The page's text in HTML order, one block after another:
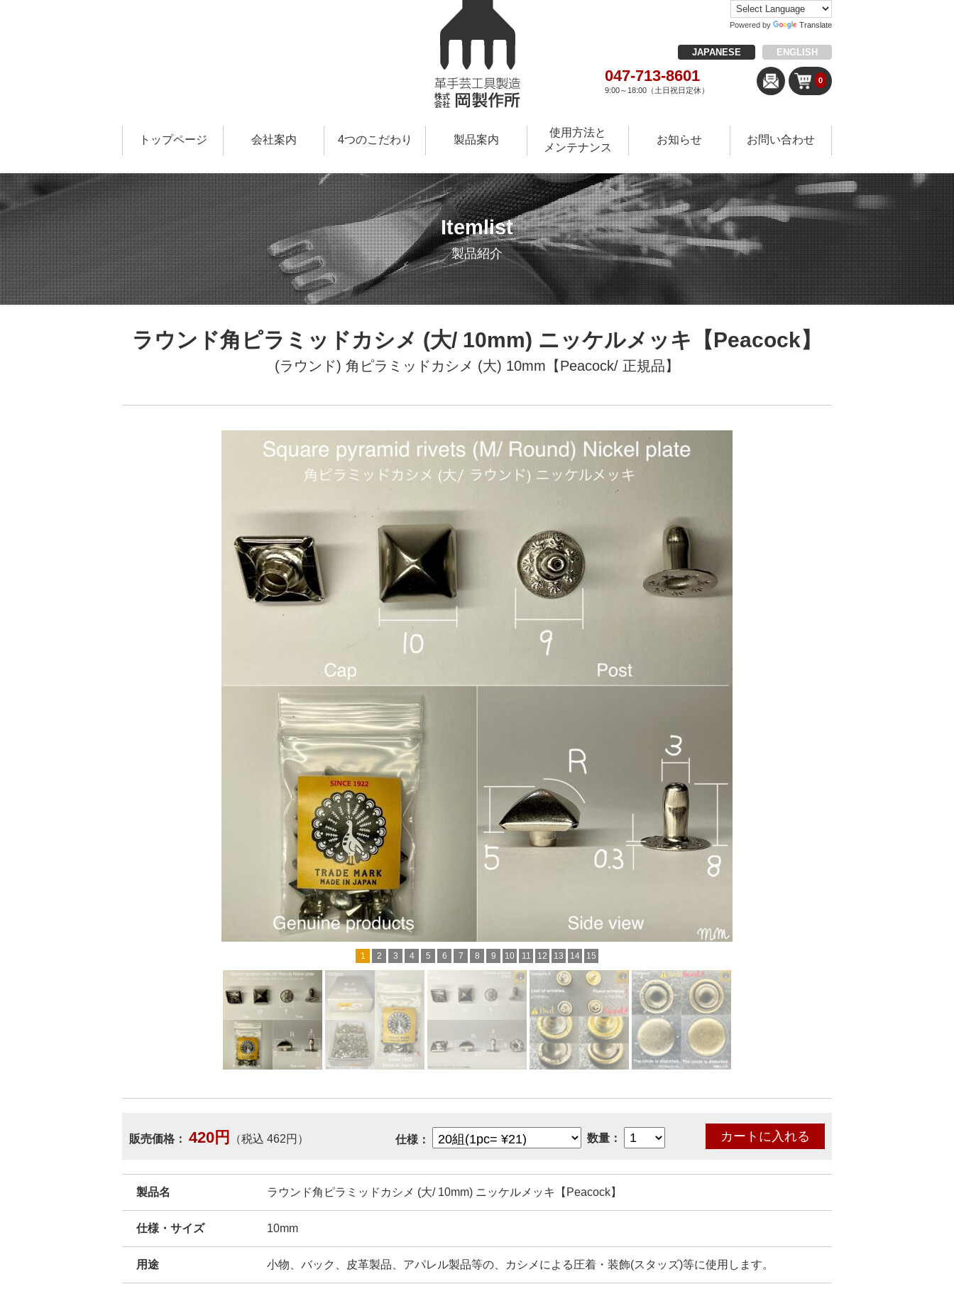
Powered by Translate
JAPANESE ENGLISH
047-713-8601
9:00～18:00（土日祝日定休）
0
トップページ 会社案内 4つのこだわり 製品案内
使用方法と
メンテナンス
お知らせ お問い合わせ
Itemlist
製品紹介
ラウンド角ピラミッドカシメ (大/ 10mm) ニッケルメッキ【Peacock】
(ラウンド) 角ピラミッドカシメ (大) 10mm【Peacock/ 正規品】
1 2 3 4 5 6 7 8 9 10 11 12 13 14 15
販売価格： 420円 （税込 462円） 仕様： 数量：
製品名 ラウンド角ピラミッドカシメ (大/ 10mm) ニッケルメッキ【Peacock】
仕様・サイズ 10mm
用途 小物、バック、皮革製品、アパレル製品等の、カシメによる圧着・装飾(スタッズ)等に使用します。